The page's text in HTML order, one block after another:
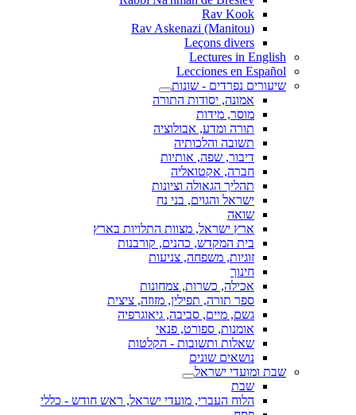
Rav Kook
(Rav Askenazi (Manitou
Leçons divers
Lectures in English
Lecciones en Español
שיעורים נפרדים - שונות
אמונה, יסודות התורה
מוסר, מידות
תורה ומדע, אבולוציה
תשובה והלכותיה
דיבור, שפה, אותיות
חברה, אקטואליה
תהליך הגאולה וציונות
ישראל והגוים, בני נח
שואה
ארץ ישראל, מצוות התלויות בארץ
בית המקדש, כהנים, קורבנות
זוגיות, משפחה, צניעות
חינוך
אכילה, כשרות, צמחונות
ספר תורה, תפילין, מזוזה, ציצית
גשם, מיים, סביבה, גיאוגרפיה
אומנות, ספורט, פנאי
שאלות ותשובות - הקלטות
נושאים שונים
שבת ומועדי ישראל
שבת
הלוח העברי, מועדי ישראל, ראש חודש - כללי